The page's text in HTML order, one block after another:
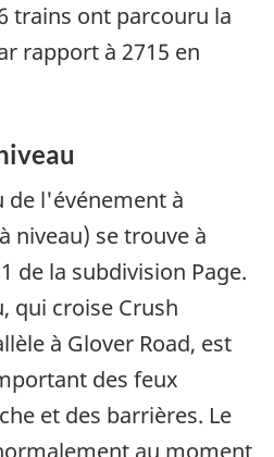
trains ont parcouru la
rapport à 2715 en
de l'événement à
niveau) se trouve à
de la subdivision Page.
qui croise Crush
à Glover Road, est
des feux
et des barrières. Le
au moment